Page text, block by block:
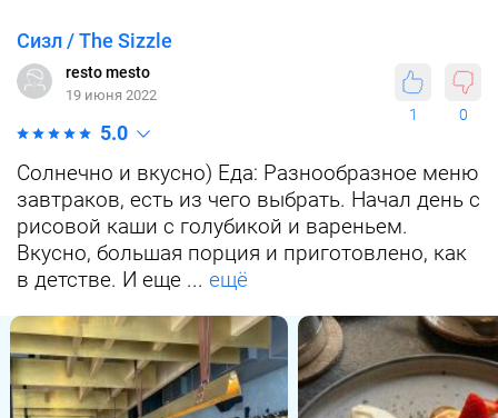
Сизл / The Sizzle
1 0
resto mesto
19 июня 2022
5.0
Солнечно и вкусно) Еда: Разнообразное меню
завтраков, есть из чего выбрать. Начал день с
рисовой каши с голубикой и вареньем.
Вкусно, большая порция и приготовлено, как
в детстве. И еще ... ещё